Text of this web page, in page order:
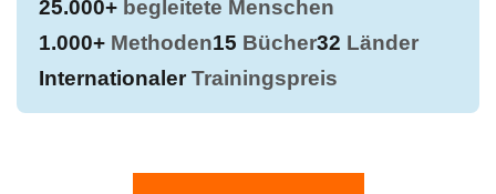
25.000+ begleitete Menschen
1.000+ Methoden15 Bücher32 Länder
InternationalerTrainingspreis